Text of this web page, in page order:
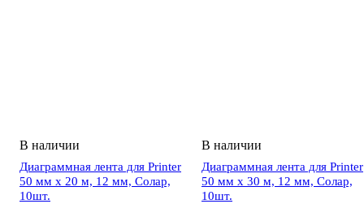
Диаграммная лента для Printer
50 мм х 20 м, 12 мм, Солар,
10шт.
Диаграммная лента для Printer
50 мм х 30 м, 12 мм, Солар,
10шт.